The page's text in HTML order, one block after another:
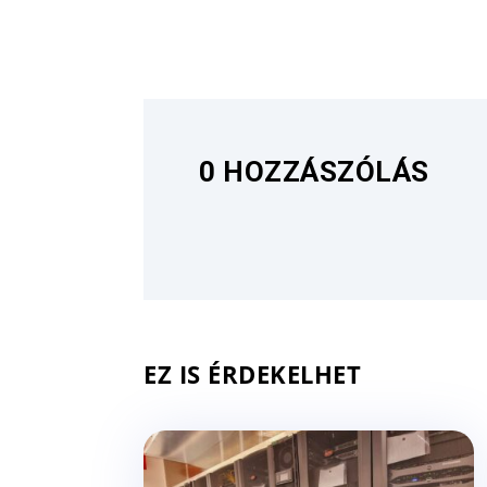
0 HOZZÁSZÓLÁS
EZ IS ÉRDEKELHET